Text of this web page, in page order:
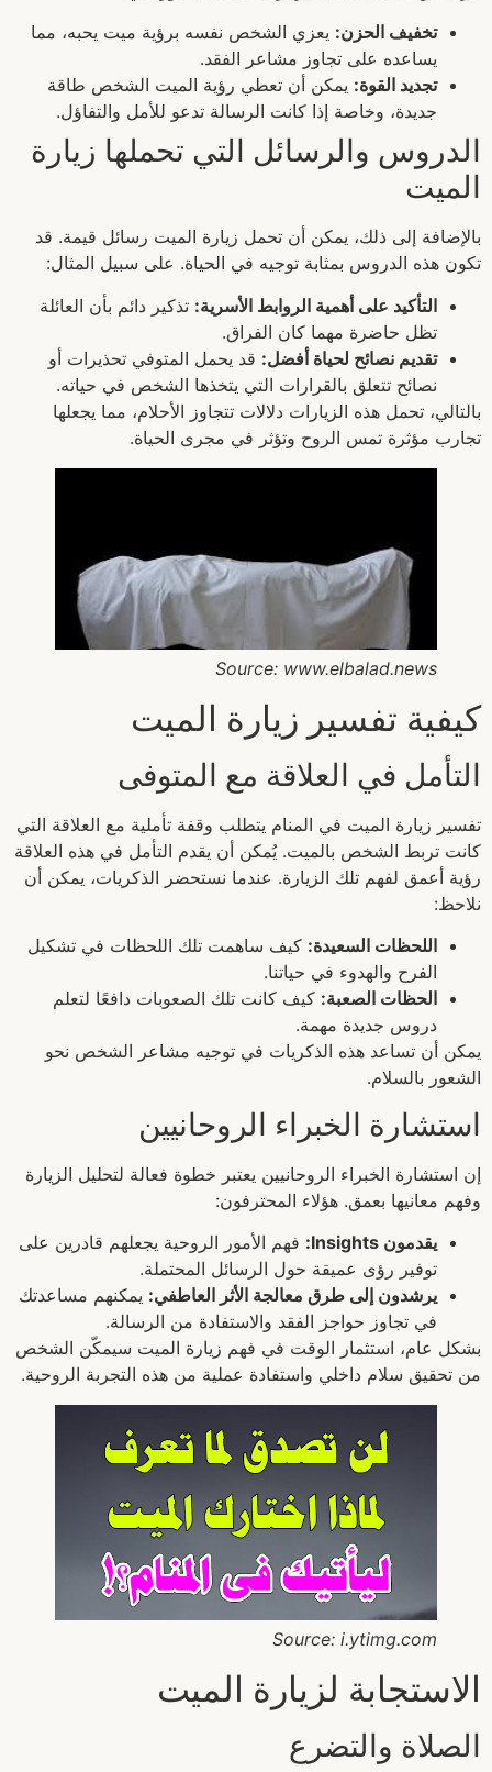
تخفيف الحزن: يعزي الشخص نفسه برؤية ميت يحبه، مما
يساعده على تجاوز مشاعر الفقد.
تجديد القوة: يمكن أن تعطي رؤية الميت الشخص طاقة
جديدة، وخاصة إذا كانت الرسالة تدعو للأمل والتفاؤل.
الدروس والرسائل التي تحملها زيارة
الميت
بالإضافة إلى ذلك، يمكن أن تحمل زيارة الميت رسائل قيمة. قد
تكون هذه الدروس بمثابة توجيه في الحياة. على سبيل المثال:
التأكيد على أهمية الروابط الأسرية: تذكير دائم بأن العائلة
تظل حاضرة مهما كان الفراق.
تقديم نصائح لحياة أفضل: قد يحمل المتوفي تحذيرات أو
نصائح تتعلق بالقرارات التي يتخذها الشخص في حياته.
بالتالي، تحمل هذه الزيارات دلالات تتجاوز الأحلام، مما يجعلها
تجارب مؤثرة تمس الروح وتؤثر في مجرى الحياة.
Source: www.elbalad.news
كيفية تفسير زيارة الميت
التأمل في العلاقة مع المتوفى
تفسير زيارة الميت في المنام يتطلب وقفة تأملية مع العلاقة التي
كانت تربط الشخص بالميت. يُمكن أن يقدم التأمل في هذه العلاقة
رؤية أعمق لفهم تلك الزيارة. عندما نستحضر الذكريات، يمكن أن
نلاحظ:
اللحظات السعيدة: كيف ساهمت تلك اللحظات في تشكيل
الفرح والهدوء في حياتنا.
الحظات الصعبة: كيف كانت تلك الصعوبات دافعًا لتعلم
دروس جديدة مهمة.
يمكن أن تساعد هذه الذكريات في توجيه مشاعر الشخص نحو
الشعور بالسلام.
استشارة الخبراء الروحانيين
إن استشارة الخبراء الروحانيين يعتبر خطوة فعالة لتحليل الزيارة
وفهم معانيها بعمق. هؤلاء المحترفون:
يقدمون Insights:
فهم الأمور الروحية يجعلهم قادرين على
توفير رؤى عميقة حول الرسائل المحتملة.
يرشدون إلى طرق معالجة الأثر العاطفي: يمكنهم مساعدتك
في تجاوز حواجز الفقد والاستفادة من الرسالة.
بشكل عام، استثمار الوقت في فهم زيارة الميت سيمكّن الشخص
من تحقيق سلام داخلي واستفادة عملية من هذه التجربة الروحية.
Source: i.ytimg.com
الاستجابة لزيارة الميت
الصلاة والتضرع